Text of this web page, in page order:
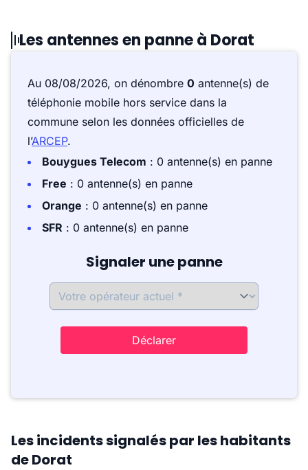
Les antennes en panne à Dorat
Au 08/08/2026, on dénombre 0 antenne(s) de
téléphonie mobile hors service dans la
commune selon les données officielles de
l’ARCEP.
Bouygues Telecom : 0 antenne(s) en panne
Free : 0 antenne(s) en panne
Orange : 0 antenne(s) en panne
SFR : 0 antenne(s) en panne
Signaler une panne
Déclarer
Les incidents signalés par les habitants
de Dorat